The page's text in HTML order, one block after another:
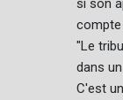
si son
compte
"Le
dans
C'est